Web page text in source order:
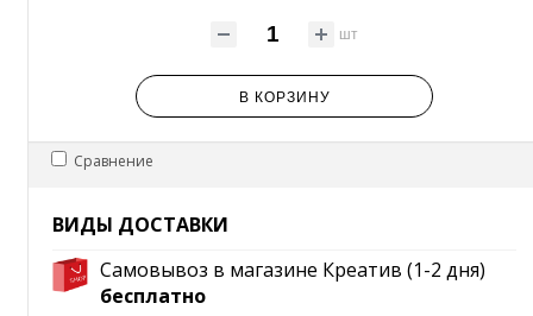
шт
В КОРЗИНУ
Сравнение
ВИДЫ ДОСТАВКИ
Самовывоз в магазине Креатив (1-2 дня)
бесплатно